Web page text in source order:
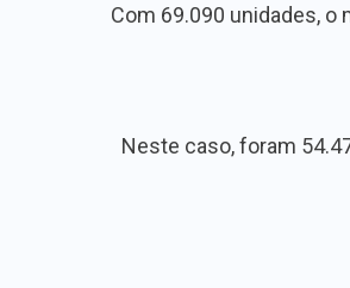
Com 69.090 unidades,
Neste caso, foram